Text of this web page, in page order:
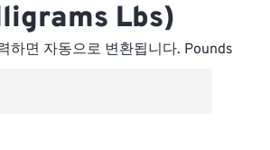
Lbs)
하면 자동으로 변환됩니다. Pounds